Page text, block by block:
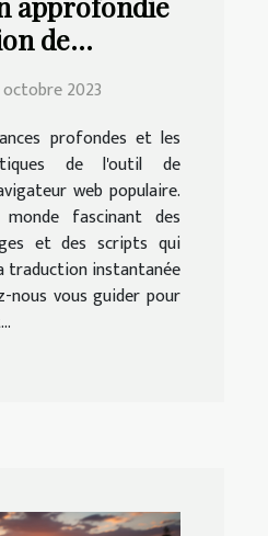
de
2023
profondes et les
de l'outil de
web populaire.
fascinant des
et des scripts qui
traduction instantanée
nous vous guider pour